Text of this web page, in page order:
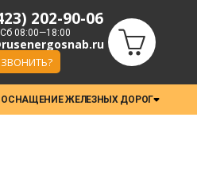
202-90-06
08:00—18:00
ОСНАЩЕНИЕ ЖЕЛЕЗНЫХ ДОРОГ